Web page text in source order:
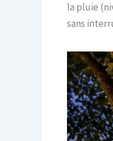
la pluie
sans